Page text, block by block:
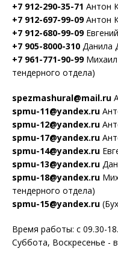
+7 912-290-35-71 Антон
+7 912-697-99-09Антон
+7 912-680-99-09
+7 905-8000-310 Данила
+7 961-771-90-99Михаил
тендерного отдела)
spezmashural@mail.ru
spmu-11@yandex.ru
spmu-12@yandex.ru
spmu-17@yandex.ru
spmu-14@yandex.ru
spmu-13@yandex.ru
spmu-18@yandex.ru
тендерного отдела)
spmu-15@yandex.ru
Время работы: с 09.30-
Суббота, Воскресенье -